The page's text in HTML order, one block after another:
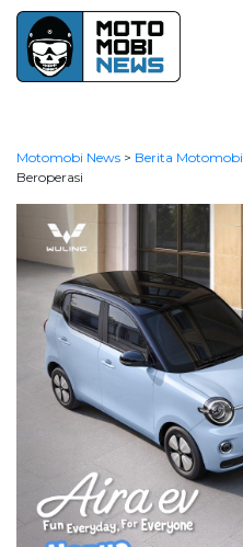
Motomobi News > Berita Motomobi
Beroperasi